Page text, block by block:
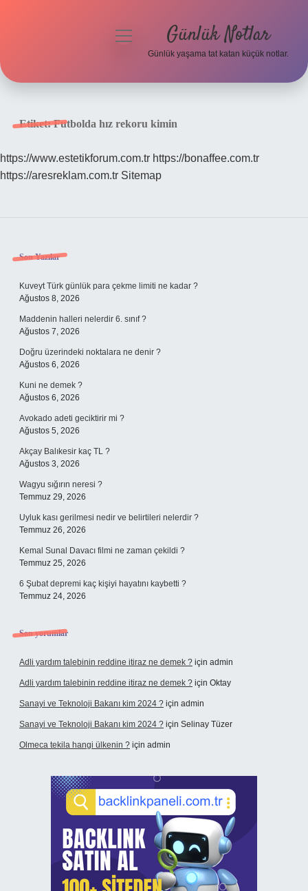
Hakkımızda
menüyü
Günlük Notlar
Günlük yaşama tat katan küçük notlar.
Etiket:Futbolda hız rekoru kimin
https://www.estetikforum.com.tr https://bonaffee.com.tr
https://aresreklam.com.tr Sitemap
Sidebar
Son Yazılar
Kuveyt Türk günlük para çekme limiti ne kadar ?
Ağustos 8, 2026
Maddenin halleri nelerdir 6. sınıf ?
Ağustos 7, 2026
Doğru üzerindeki noktalara ne denir ?
Ağustos 6, 2026
Kuni ne demek ?
Ağustos 6, 2026
Avokado adeti geciktirir mi ?
Ağustos 5, 2026
Akçay Balıkesir kaç TL ?
Ağustos 3, 2026
Wagyu sığırın neresi ?
Temmuz 29, 2026
Uyluk kası gerilmesi nedir ve belirtileri nelerdir ?
Temmuz 26, 2026
Kemal Sunal Davacı filmi ne zaman çekildi ?
Temmuz 25, 2026
6 Şubat depremi kaç kişiyi hayatını kaybetti ?
Temmuz 24, 2026
Son yorumlar
Adli yardım talebinin reddine itiraz ne demek ? için admin
Adli yardım talebinin reddine itiraz ne demek ? için Oktay
Sanayi ve Teknoloji Bakanı kim 2024 ? için admin
Sanayi ve Teknoloji Bakanı kim 2024 ? için Selinay Tüzer
Olmeca tekila hangi ülkenin ? için admin